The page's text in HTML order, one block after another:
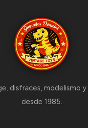
disfraces, modelismo
desde 1985.